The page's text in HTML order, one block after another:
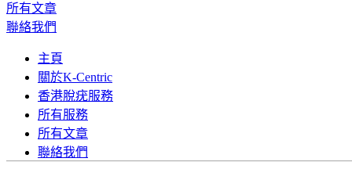
所有文章
聯絡我們
主頁
關於K-Centric
香港脫疣服務
所有服務
所有文章
聯絡我們